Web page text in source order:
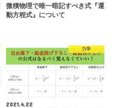
微積物理で唯一暗記すべき式『運
動方程式』について
力学
2021.4.22